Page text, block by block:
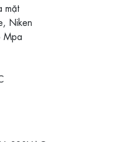
mặt
Niken